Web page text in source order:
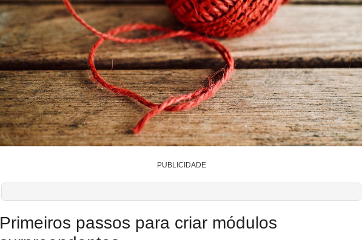
PUBLICIDADE
Primeiros passos para criar módulos